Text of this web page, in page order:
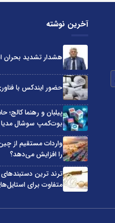
آخرین نوشته
هشدار تشدید بحران
حضور ایندکس با
پیلبان و رهنما کالج؛
بوت‌کمپ سوشال مدیا
واردات مستقیم از
را افزایش می‌دهد؟
ترند ترین
متفاوت برای